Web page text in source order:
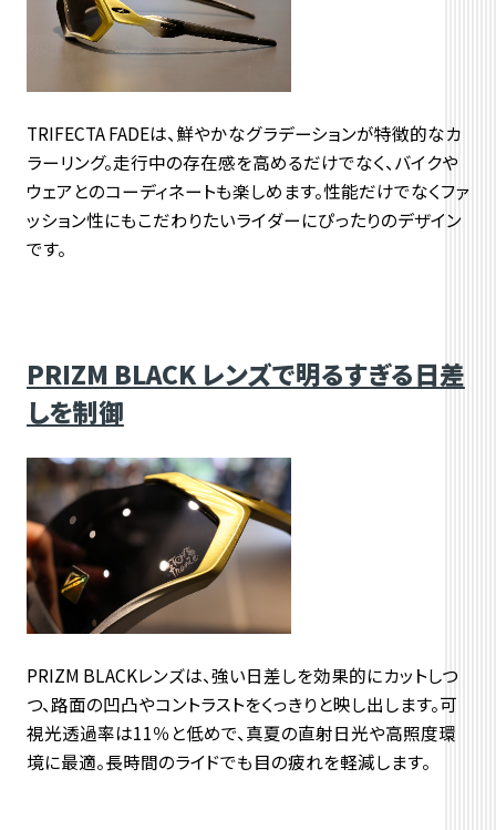
TRIFECTA FADEは、鮮やかなグラデーションが特徴的なカ
ラーリング。走行中の存在感を高めるだけでなく、 バイクや
ウェアとのコーディネートも楽しめます。性能だけでなくファ
ッション性にもこだわりたいライダーにぴったりのデザイン
です。
PRIZM BLACK レンズで明るすぎる日差
しを制御
PRIZM BLACKレンズは、強い日差しを効果的にカットしつ
つ、 路面の凹凸やコントラストをくっきりと映し出します。可
視光透過率は11％と低めで、真夏の直射日光や高照度環
境に最適。長時間のライドでも目の疲れを軽減します。